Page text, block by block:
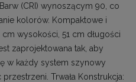
(CRI) wynoszącym 90, co
kolorów. Kompaktowe i
wysokości, 51 cm długości
zaprojektowana tak, aby
w każdy system szynowy
Trwała Konstrukcja: